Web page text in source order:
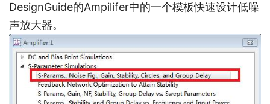
DesignGuide的Ampilifer中的一个模板快速设计低噪
声放大器。